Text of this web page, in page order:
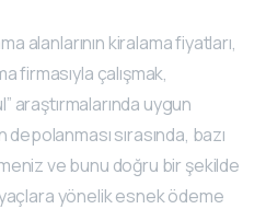
alanlarının kiralama fiyatları,
çalışmak,
araştırmalarında uygun
sırasında, bazı
ve bunu doğru bir şekilde
yönelik esnek ödeme